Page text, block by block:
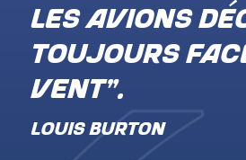
les avions
toujours
vent".
LOUIS BURTON